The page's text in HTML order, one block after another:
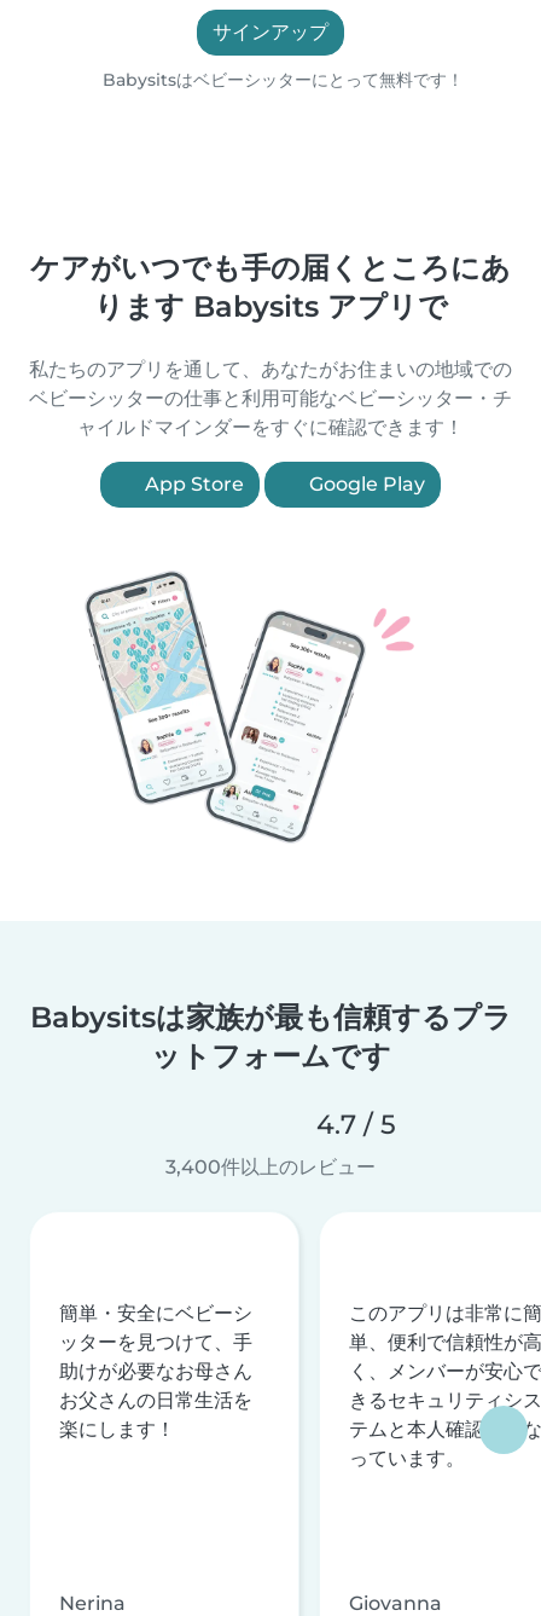
サインアップ
Babysitsはベビーシッターにとって無料です！
ケアがいつでも手の届くところにあ
ります Babysits アプリで
私たちのアプリを通して、あなたがお住まいの地域での
ベビーシッターの仕事と利用可能なベビーシッター・チ
ャイルドマインダーをすぐに確認できます！
App Store Google Play
Babysitsは家族が最も信頼するプラ
ットフォームです
4.7 / 5
3,400件以上のレビュー
簡単・安全にベビーシ
ッターを見つけて、手
助けが必要なお母さん
お父さんの日常生活を
楽にします！
Nerina
このアプリは非常に簡
単、便利で信頼性が高
く、メンバーが安心で
きるセキュリティシス
テムと本人確認を行な
っています。
Giovanna